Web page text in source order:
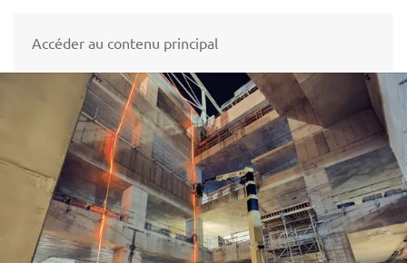
Accéder au contenu principal